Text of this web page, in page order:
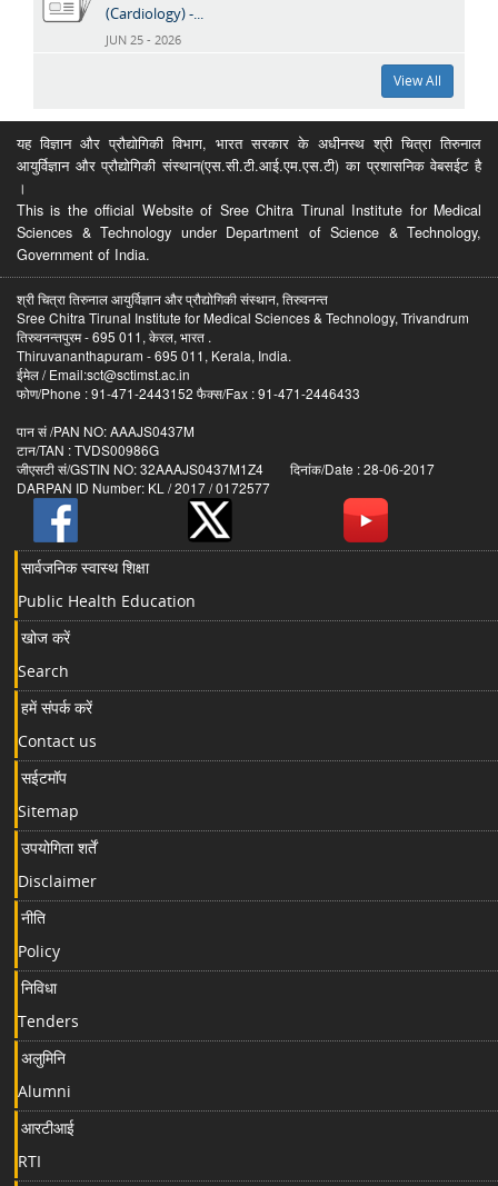
(Cardiology) -...
JUN 25 - 2026
View All
यह विज्ञान और प्रौद्योगिकी विभाग, भारत सरकार के अधीनस्थ श्री चित्रा तिरुनाल
आयुर्विज्ञान और प्रौद्योगिकी संस्थान(एस.सी.टी.आई.एम.एस.टी) का प्रशासनिक वेबसईट है
।
This is the official Website of Sree Chitra Tirunal Institute for Medical
Sciences & Technology under Department of Science & Technology,
Government of India.
श्री चित्रा तिरुनाल आयुर्विज्ञान और प्रौद्योगिकी संस्थान, तिरुवनन्त
Sree Chitra Tirunal Institute for Medical Sciences & Technology, Trivandrum
तिरुवनन्तपुरम - 695 011, केरल, भारत .
Thiruvananthapuram - 695 011, Kerala, India.
ईमेल / Email:sct@sctimst.ac.in
फोण/Phone : 91-471-2443152 फैक्स/Fax : 91-471-2446433
पान सं /PAN NO: AAAJS0437M
टान/TAN : TVDS00986G
जीएसटी सं/GSTIN NO: 32AAAJS0437M1Z4 दिनांक/Date : 28-06-2017
DARPAN ID Number: KL / 2017 / 0172577
सार्वजनिक स्वास्थ शिक्षा
Public Health Education
खोज करें
Search
हमें संपर्क करें
Contact us
सईटमॉप
Sitemap
उपयोगिता शर्तें
Disclaimer
नीति
Policy
निविधा
Tenders
अलुमिनि
Alumni
आरटीआई
RTI